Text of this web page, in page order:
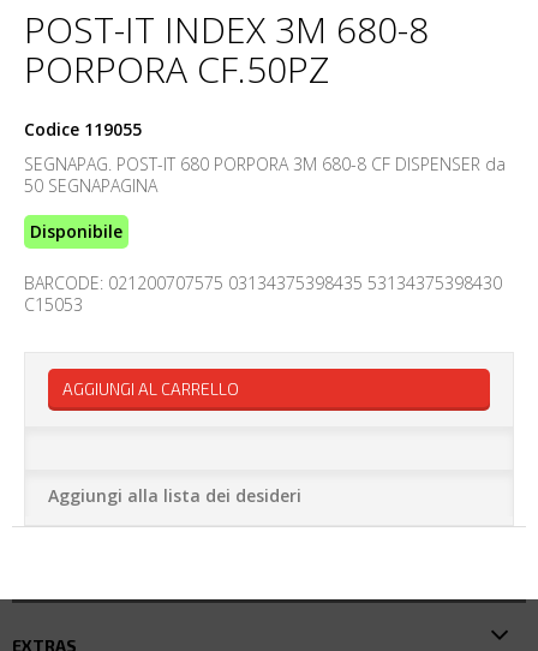
POST-IT INDEX 3M 680-8
PORPORA CF.50PZ
Codice 119055
SEGNAPAG. POST-IT 680 PORPORA 3M 680-8 CF DISPENSER da
50 SEGNAPAGINA
Disponibile
BARCODE: 021200707575 03134375398435 53134375398430
C15053
AGGIUNGI AL CARRELLO
Aggiungi alla lista dei desideri
EXTRAS